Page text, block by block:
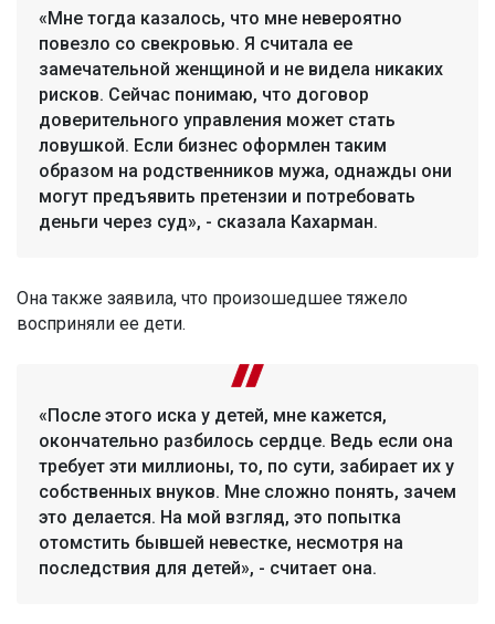
«Мне тогда казалось, что мне невероятно
повезло со свекровью. Я считала ее
замечательной женщиной и не видела никаких
рисков. Сейчас понимаю, что договор
доверительного управления может стать
ловушкой. Если бизнес оформлен таким
образом на родственников мужа, однажды они
могут предъявить претензии и потребовать
деньги через суд», - сказала Кахарман.
Она также заявила, что произошедшее тяжело
восприняли ее дети.
«После этого иска у детей, мне кажется,
окончательно разбилось сердце. Ведь если она
требует эти миллионы, то, по сути, забирает их у
собственных внуков. Мне сложно понять, зачем
это делается. На мой взгляд, это попытка
отомстить бывшей невестке, несмотря на
последствия для детей», - считает она.